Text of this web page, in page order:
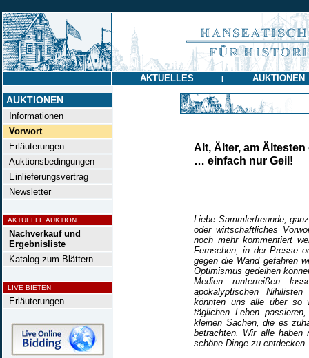
AKTUELLES | AUKTIONEN
AUKTIONEN
Informationen
Vorwort
Erläuterungen
Auktionsbedingungen
Einlieferungsvertrag
Newsletter
AKTUELLE AUKTION
Nachverkauf und
Ergebnisliste
Katalog zum Blättern
LIVE BIETEN
Erläuterungen
Alt, Älter, am Ältesten
… einfach nur Geil!
Liebe Sammlerfreunde,
oder wirtschaftliches
noch mehr kommentiert
Fernsehen, in der Presse
gegen die Wand gefahren
Optimismus gedeihen
Medien runterreißen
apokalyptischen
könnten uns alle über so
täglichen Leben
kleinen Sachen, die es
betrachten. Wir alle
schöne Dinge zu entdecken.